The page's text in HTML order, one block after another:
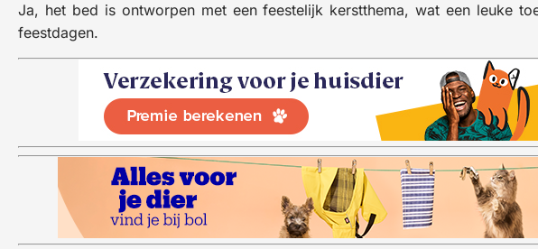
Ja, het bed is ontworpen met een feestelijk kerstthema, wat een leuke
feestdagen.